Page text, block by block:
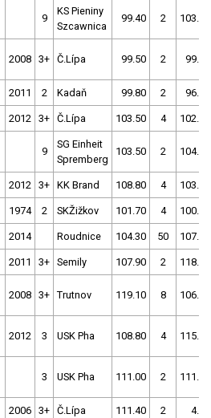
9
KS Pieniny
Szcawnica
99.40 2 103.40
2008 3+ Č.Lípa 99.50 2 99.80
2011 2 Kadaň 99.80 2 96.90
2012 3+ Č.Lípa 103.50 4 102.70
9
SG Einheit
Spremberg
103.50 2 104.60
2012 3+ KK Brand 108.80 4 103.50
1974 2 SKŽižkov 101.70 4 100.40
2014 Roudnice 104.30 50 107.40
2011 3+ Semily 107.90 2 118.30
2008 3+ Trutnov 119.10 8 106.50
2012 3 USK Pha 108.80 4 115.90
3 USK Pha 111.00 2 111.10
2006 3+ Č.Lípa 111.40 2 4.00